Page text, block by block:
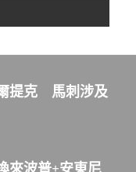
提克 馬刺涉及